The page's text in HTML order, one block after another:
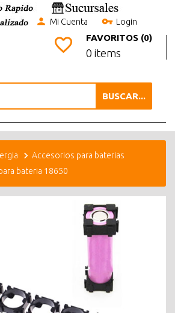
Mi Cuenta Login
FAVORITOS (0)
0 items
BUSCAR...
Accesorios para baterias
bateria 18650